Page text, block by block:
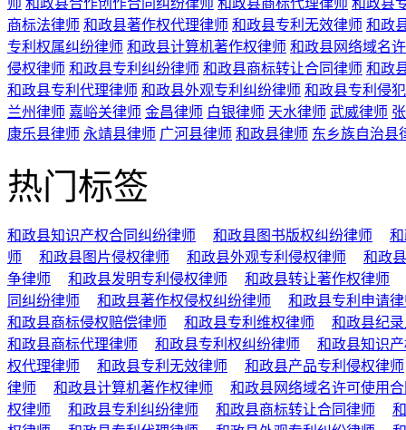
商标法律师 和政县著作权代理律师 和政县专利无效律师 和政
专利权属纠纷律师 和政县计算机著作权律师 和政县网络域名
侵权律师 和政县专利纠纷律师 和政县商标转让合同律师 和政
和政县专利代理律师 和政县外观专利纠纷律师 和政县专利侵
兰州律师 嘉峪关律师 金昌律师 白银律师 天水律师 武威律师
康乐县律师 永靖县律师 广河县律师 和政县律师 东乡族自治县
热门标签
和政县知识产权合同纠纷律师 和政县图书版权纠纷律师
师
和政县图片侵权律师 和政县外观专利侵权律师
和政
争律师
和政县发明专利侵权律师
和政县转让著作权律师
同纠纷律师
和政县著作权侵权纠纷律师
和政县专利申请
和政县商标侵权赔偿律师
和政县专利维权律师
和政县纪
和政县商标代理律师
和政县专利权纠纷律师
和政县知识
权代理律师
和政县专利无效律师
和政县产品专利侵权律师
律师
和政县计算机著作权律师
和政县网络域名许可使用
权律师
和政县专利纠纷律师 和政县商标转让合同律师